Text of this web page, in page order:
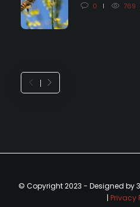
0 769
© Copyright 2023 - Designed by
| Privacy